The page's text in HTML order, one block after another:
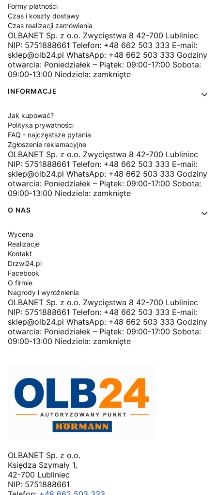
Formy płatności
Czas i koszty dostawy
Czas realizacji zamówienia
OLBANET Sp. z o.o. Zwycięstwa 8 42-700 Lubliniec
NIP: 5751888661 Telefon: +48 662 503 333 E-mail:
sklep@olb24.pl WhatsApp: +48 662 503 333 Godziny
otwarcia: Poniedziałek – Piątek: 09:00-17:00 Sobota:
09:00-13:00 Niedziela: zamknięte
INFORMACJE
Jak kupować?
Polityka prywatności
FAQ - najczęstsze pytania
Zgłoszenie reklamacyjne
OLBANET Sp. z o.o. Zwycięstwa 8 42-700 Lubliniec
NIP: 5751888661 Telefon: +48 662 503 333 E-mail:
sklep@olb24.pl WhatsApp: +48 662 503 333 Godziny
otwarcia: Poniedziałek – Piątek: 09:00-17:00 Sobota:
09:00-13:00 Niedziela: zamknięte
O NAS
Wycena
Realizacje
Kontakt
Drzwi24.pl
Facebook
O firmie
Nagrody i wyróżnienia
OLBANET Sp. z o.o. Zwycięstwa 8 42-700 Lubliniec
NIP: 5751888661 Telefon: +48 662 503 333 E-mail:
sklep@olb24.pl WhatsApp: +48 662 503 333 Godziny
otwarcia: Poniedziałek – Piątek: 09:00-17:00 Sobota:
09:00-13:00 Niedziela: zamknięte
OLBANET Sp. z o.o.
Księdza Szymały 1,
42-700 Lubliniec
NIP: 5751888661